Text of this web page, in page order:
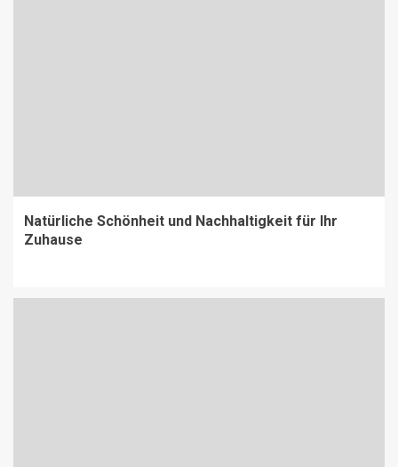
Natürliche Schönheit und Nachhaltigkeit für Ihr
Zuhause